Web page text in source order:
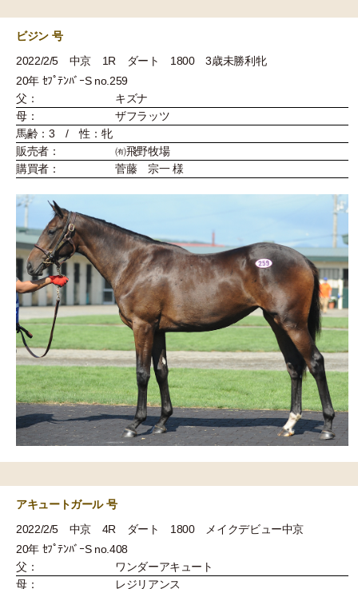
ビジン 号
2022/2/5 中京 1R ダート 1800 3歳未勝利牝
20年 ｾﾌﾟﾃﾝﾊﾞｰS no.259
父：
キズナ
母：
ザフラッツ
馬齢：3 / 性：牝
販売者：
㈲飛野牧場
購買者：
菅藤 宗一 様
アキュートガール 号
2022/2/5 中京 4R ダート 1800 メイクデビュー中京
20年 ｾﾌﾟﾃﾝﾊﾞｰS no.408
父：
ワンダーアキュート
母：
レジリアンス